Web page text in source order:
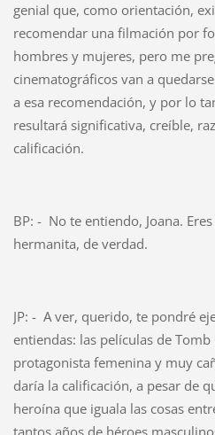
genial que, como orientación,
recomendar una filmación por
hombres y mujeres, pero me
cinematográficos van a
a esa recomendación, y por lo
resultará significativa, creíble,
calificación.
BP: - No te entiendo, Joana.
hermanita, de verdad.
JP: - A ver, querido, te pondré
entiendas: las películas de
protagonista femenina y muy
daría la calificación, a pesar de
heroína que iguala las cosas